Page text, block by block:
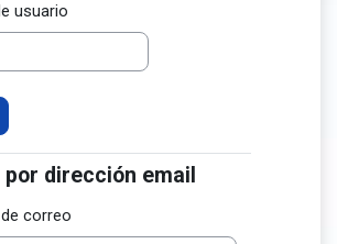
usuario
dirección email
por dirección email
correo